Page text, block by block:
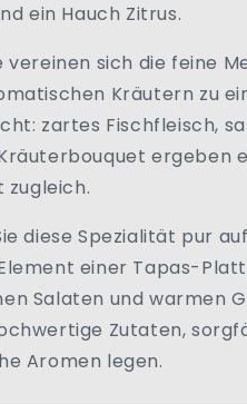
ein Hauch Zitrus.
vereinen sich die feine
Kräutern zu
zartes Fischfleisch,
ergeben
zugleich.
diese Spezialität pur
einer Tapas-
Salaten und warmen
Zutaten,
Aromen legen.